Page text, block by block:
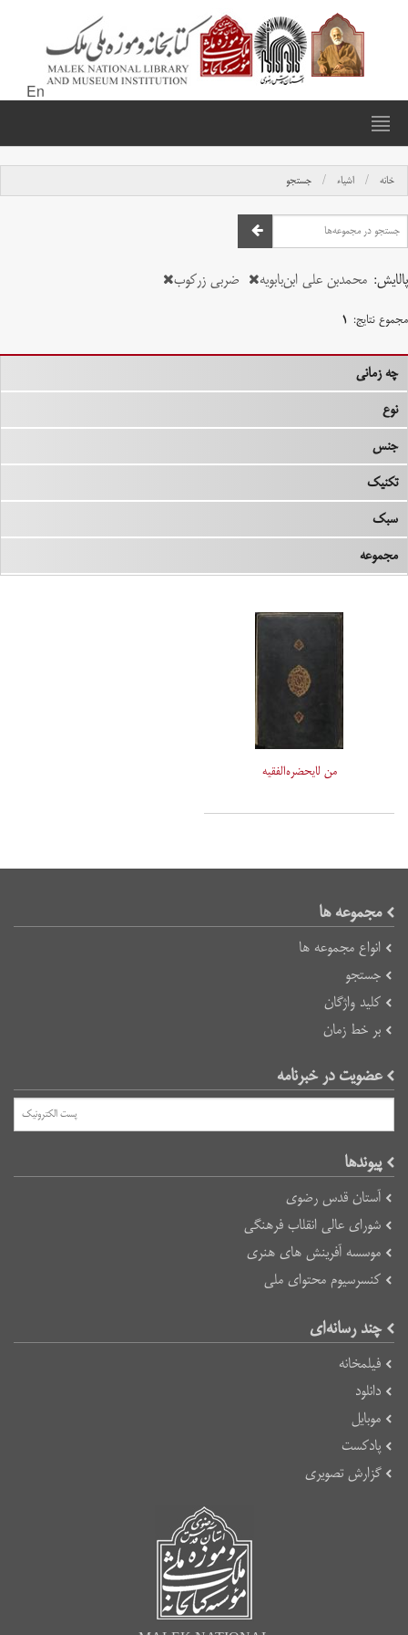
En
خانه اشیاء جستجو
پالایش: محمدبن علی ابن‌بابویه ضربی زرکوب
مجموع نتایج: ۱
چه زمانی
نوع
جنس
تکنیک
سبک
مجموعه
من لایحضره‌الفقیه
مجموعه ها
انواع مجموعه ها
جستجو
کلید واژگان
بر خط زمان
عضویت در خبرنامه
پیوند‌ها
آستان قدس رضوی
شورای عالی انقلاب فرهنگی
موسسه آفرینش های هنری
کنسرسیوم محتوای ملی
چند رسانه‌ای
فیلمخانه
دانلود
موبایل
پادکست
گزارش تصویری